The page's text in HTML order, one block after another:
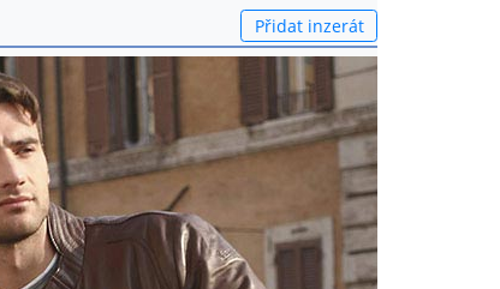
Přidat inzerát